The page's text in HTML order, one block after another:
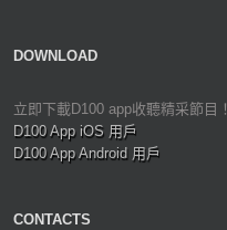
DOWNLOAD
立即下載D100 app收聽精采節目！
D100 App iOS 用戶
D100 App Android 用戶
CONTACTS